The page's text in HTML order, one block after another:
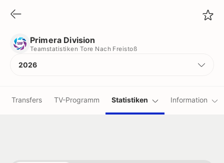
Primera Division
Teamstatistiken Tore Nach Freistoß
2026
Transfers TV-Programm Statistiken Information